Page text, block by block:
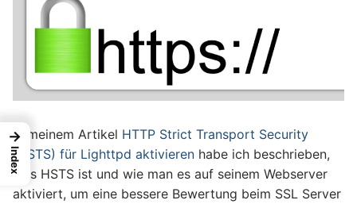
In meinem Artikel HTTP Strict Transport Security
(HSTS) für Lighttpd aktivieren habe ich beschrieben,
was HSTS ist und wie man es auf seinem Webserver
aktiviert, um eine bessere Bewertung beim SSL Server
→
Index